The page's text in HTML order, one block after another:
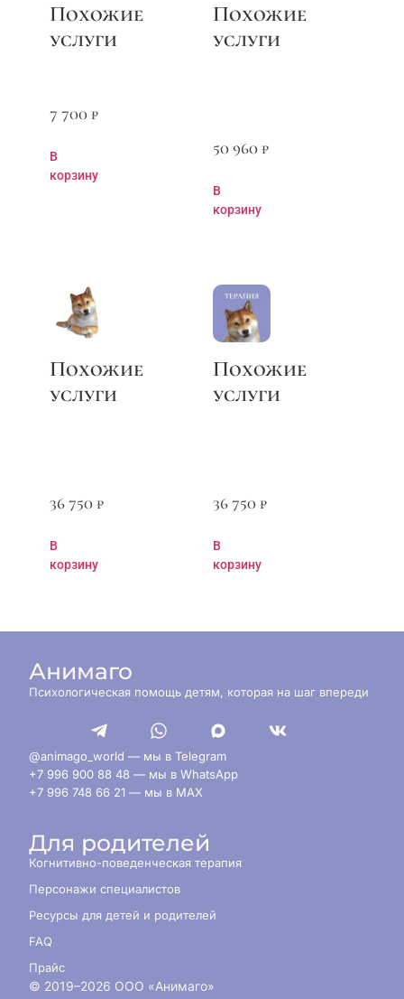
7 700 ₽
В
корзину
50 960 ₽
В
корзину
36 750 ₽
В
корзину
36 750 ₽
В
корзину
Анимаго
Психологическая помощь детям, которая на шаг впереди
@animago_world — мы в Telegram
+7 996 900 88 48 — мы в WhatsApp
+7 996 748 66 21 — мы в MAX
Для родителей
Когнитивно-поведенческая терапия
Персонажи специалистов
Ресурсы для детей и родителей
FAQ
Прайс
© 2019–2026 ООО «Анимаго»